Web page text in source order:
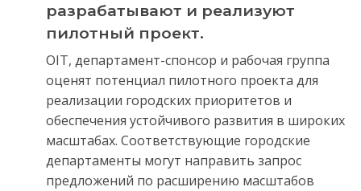
разрабатывают и реализуют
пилотный проект.
OIT, департамент-спонсор и рабочая группа
оценят потенциал пилотного проекта для
реализации городских приоритетов и
обеспечения устойчивого развития в широких
масштабах. Соответствующие городские
департаменты могут направить запрос
предложений по расширению масштабов